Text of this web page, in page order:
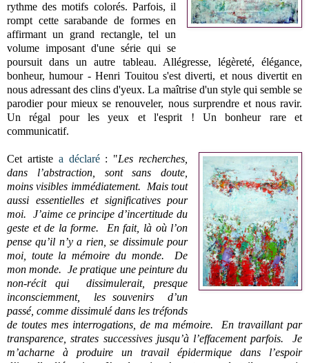
rythme des motifs colorés. Parfois, il
rompt cette sarabande de formes en
affirmant un grand rectangle, tel un
volume imposant d'une série qui se
poursuit dans un autre tableau. Allégresse, légèreté, élégance,
bonheur, humour - Henri Touitou s'est diverti, et nous divertit en
nous adressant des clins d'yeux. La maîtrise d'un style qui semble se
parodier pour mieux se renouveler, nous surprendre et nous ravir.
Un régal pour les yeux et l'esprit ! Un bonheur rare et
communicatif.
Cet artiste a déclaré: "Les recherches,
dans l’abstraction, sont sans doute,
moins visibles immédiatement. Mais tout
aussi essentielles et significatives pour
moi. J’aime ce principe d’incertitude du
geste et de la forme. En fait, là où l’on
pense qu’il n’y a rien, se dissimule pour
moi, toute la mémoire du monde. De
mon monde. Je pratique une peinture du
non-récit qui dissimulerait, presque
inconsciemment, les souvenirs d’un
passé, comme dissimulé dans les tréfonds
de toutes mes interrogations, de ma mémoire. En travaillant par
transparence, strates successives jusqu’à l’effacement parfois. Je
m’acharne à produire un travail épidermique dans l’espoir